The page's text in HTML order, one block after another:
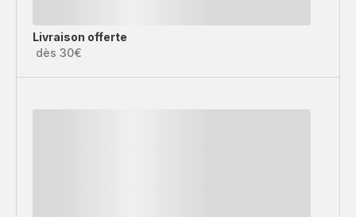
Livraison offerte
dès 30€